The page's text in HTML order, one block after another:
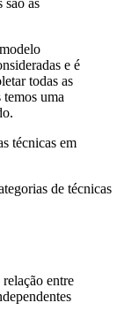
e é
todas as
uma
técnicas em
de técnicas
relação entre